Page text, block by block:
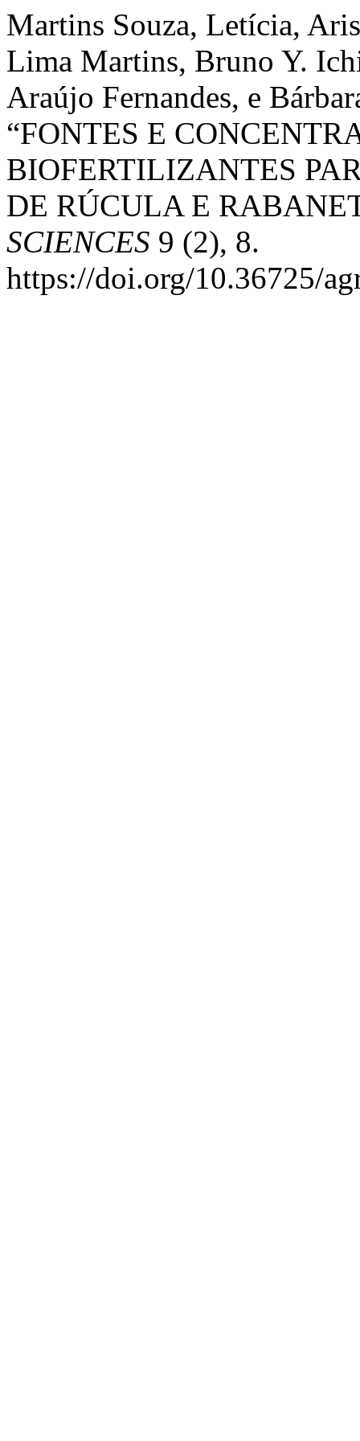
Martins Souza, Letícia,
Lima Martins, Bruno Y.
Araújo Fernandes, e
“FONTES E
BIOFERTILIZANTES
DE RÚCULA E
SCIENCES 9 (2), 8.
https://doi.org/10.36725/